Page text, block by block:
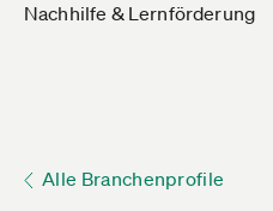
Nachhilfe & Lernförderung
Alle Branchenprofile